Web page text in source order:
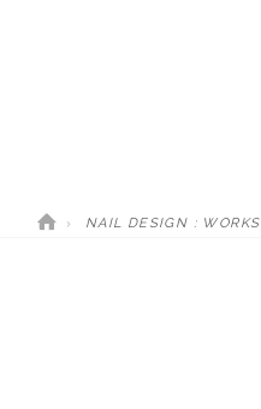
NAIL DESIGN : WORKS